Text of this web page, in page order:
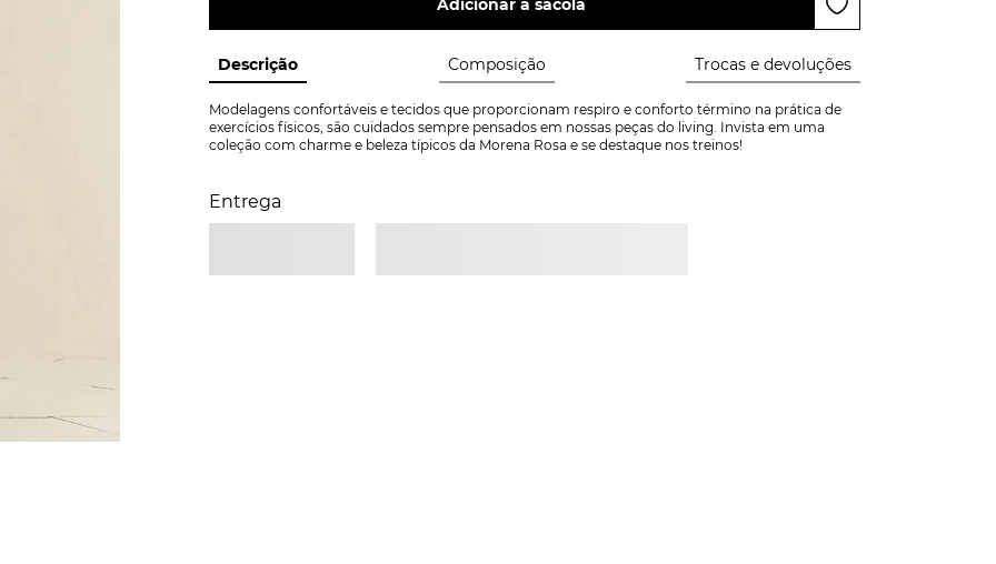
Descrição Composição Trocas e devoluções
Modelagens confortáveis e tecidos que proporcionam respiro e conforto término na prática de
exercícios físicos, são cuidados sempre pensados em nossas peças do living. Invista em uma
coleção com charme e beleza típicos da Morena Rosa e se destaque nos treinos!
Entrega